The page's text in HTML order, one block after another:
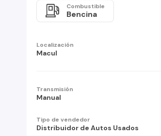
Combustible
Bencina
Localización
Macul
Transmisión
Manual
Tipo de vendedor
Distribuidor de Autos Usados